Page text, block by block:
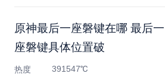
原神最后一座磐键在哪 最后一
座磐键具体位置破
热度 391547℃